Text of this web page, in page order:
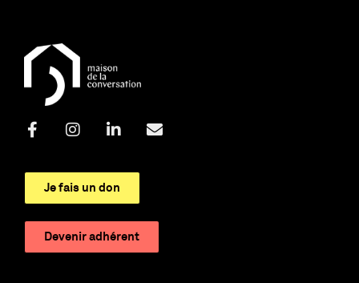
Je fais un don
Devenir adhérent